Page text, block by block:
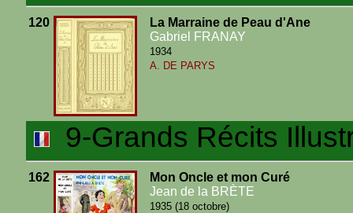
120
La Marraine de Peau d'Ane
Gabriel FRANAY
1934
A. DE PARYS
9-Grands Récits
162
Mon Oncle et mon Curé
Jean de la BRÈTE
1935 (18 octobre)